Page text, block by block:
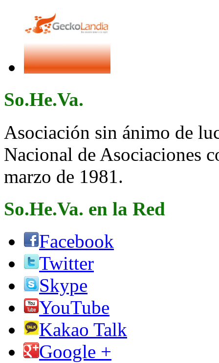
So.He.Va.
Asociación sin ánimo de
Nacional de Asociaciones
marzo de 1981.
So.He.Va. en la Red
Facebook
Twitter
Skype
YouTube
Kakao Talk
Google +